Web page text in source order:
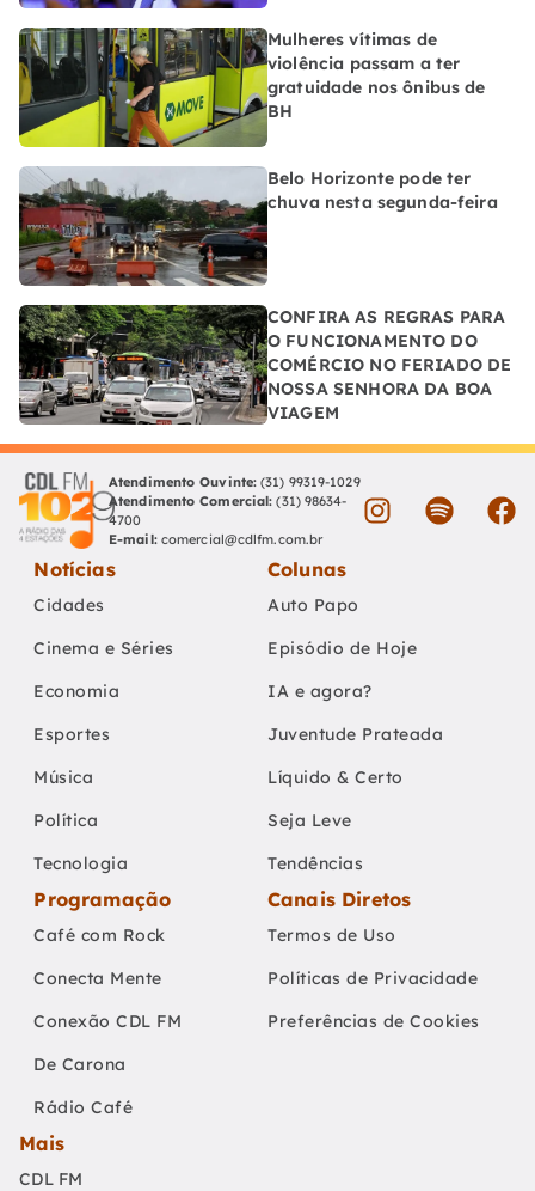
Mulheres vítimas de
violência passam a ter
gratuidade nos ônibus de
BH
Belo Horizonte pode ter
chuva nesta segunda-feira
CONFIRA AS REGRAS PARA
O FUNCIONAMENTO DO
COMÉRCIO NO FERIADO DE
NOSSA SENHORA DA BOA
VIAGEM
Atendimento Ouvinte: (31) 99319-1029
Atendimento Comercial: (31) 98634-
4700
E-mail: comercial@cdlfm.com.br
Notícias
Cidades
Cinema e Séries
Economia
Esportes
Música
Política
Tecnologia
Colunas
Auto Papo
Episódio de Hoje
IA e agora?
Juventude Prateada
Líquido & Certo
Seja Leve
Tendências
Programação
Café com Rock
Conecta Mente
Conexão CDL FM
De Carona
Rádio Café
Canais Diretos
Termos de Uso
Políticas de Privacidade
Preferências de Cookies
Mais
CDL FM